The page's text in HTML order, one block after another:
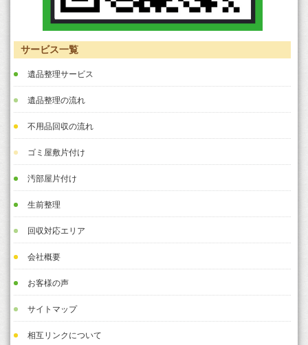
サービス一覧
遺品整理サービス
遺品整理の流れ
不用品回収の流れ
ゴミ屋敷片付け
汚部屋片付け
生前整理
回収対応エリア
会社概要
お客様の声
サイトマップ
相互リンクについて